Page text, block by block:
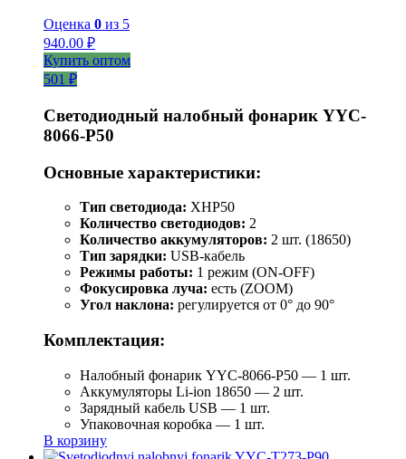
Оценка 0 из 5
940.00 ₽
Купить оптом
501 ₽
Светодиодный налобный фонарик YYC-
8066-P50
Основные характеристики:
Тип светодиода: XHP50
Количество светодиодов: 2
Количество аккумуляторов: 2 шт. (18650)
Тип зарядки: USB-кабель
Режимы работы: 1 режим (ON-OFF)
Фокусировка луча: есть (ZOOM)
Угол наклона: регулируется от 0° до 90°
Комплектация:
Налобный фонарик YYC-8066-P50 — 1 шт.
Аккумуляторы Li-ion 18650 — 2 шт.
Зарядный кабель USB — 1 шт.
Упаковочная коробка — 1 шт.
В корзину